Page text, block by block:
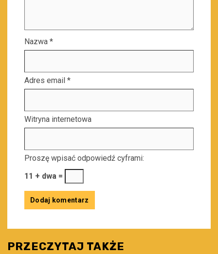
Nazwa *
Adres email *
Witryna internetowa
Proszę wpisać odpowiedź cyframi:
11 + dwa =
PRZECZYTAJ TAKŻE